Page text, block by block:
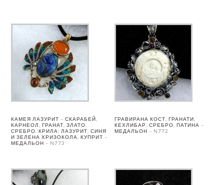
КАМЕЯ ЛАЗУРИТ – СКАРАБЕЙ,
КАРНЕОЛ, ГРАНАТ, ЗЛАТО,
СРЕБРО. КРИЛА: ЛАЗУРИТ, СИНЯ
И ЗЕЛЕНА ХРИЗОКОЛА, КУПРИТ –
МЕДАЛЬОН – N773
ГРАВИРАНА КОСТ, ГРАНАТИ,
КЕХЛИБАР, СРЕБРО, ПАТИНА –
МЕДАЛЬОН – N772